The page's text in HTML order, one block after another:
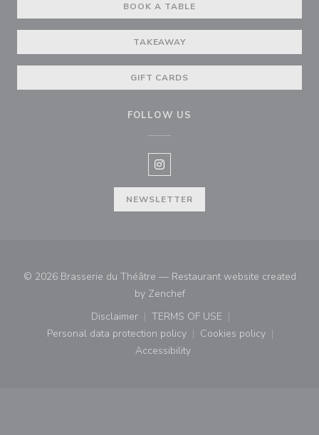
BOOK A TABLE
TAKEAWAY
GIFT CARDS
FOLLOW US
Instagram ((opens in a new
NEWSLETTER
© 2026 Brasserie du Théâtre — Restaurant website created
by Zenchef((opens in a new window))
Disclaimer
((opens in a new window))
TERMS OF USE
((opens in a new window))
Personal data protection policy
((opens in a new window))
Cookies policy
((opens in a new
Accessibility
((opens in a new window))